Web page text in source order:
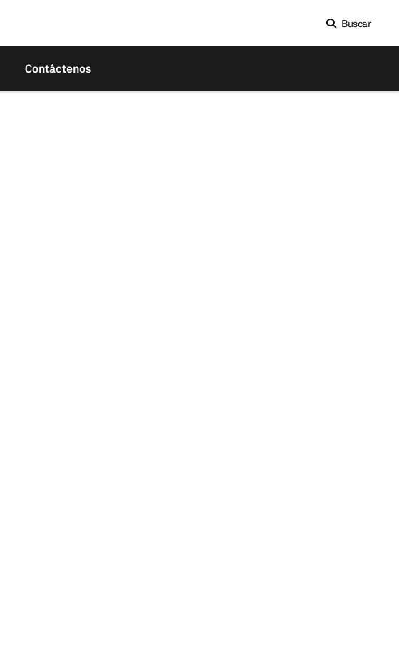
Buscar
Contáctenos